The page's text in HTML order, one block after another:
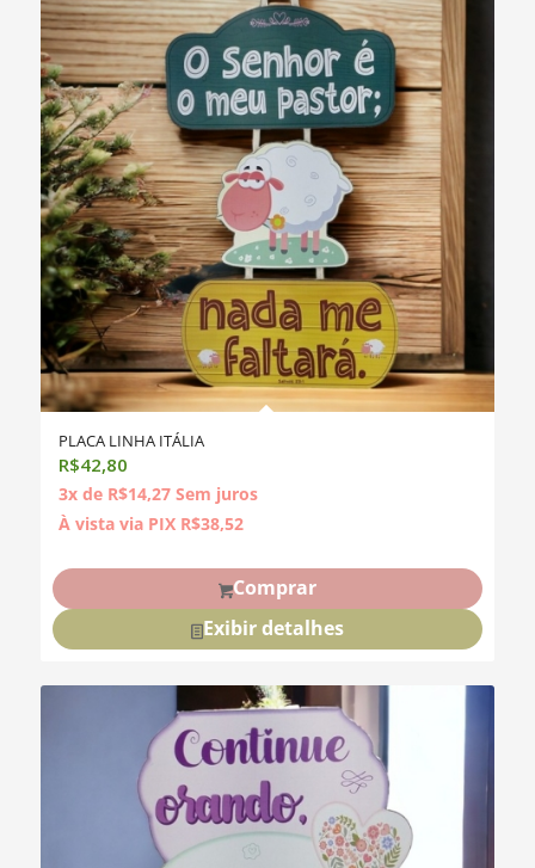
PLACA LINHA ITÁLIA
R$42,80
3x de R$14,27 Sem juros
À vista via PIX R$38,52
Comprar
Exibir detalhes